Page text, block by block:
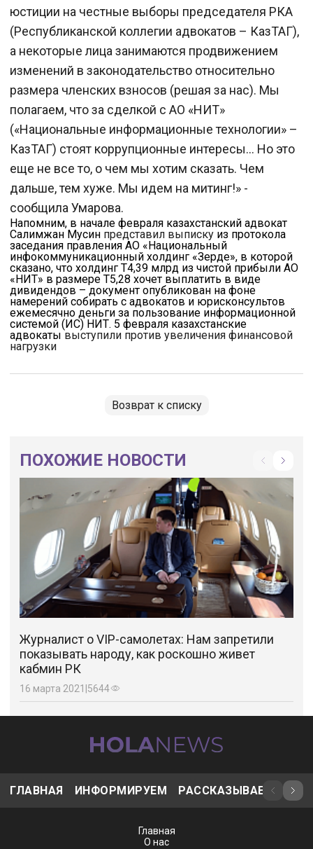
юстиции на честные выборы председателя РКА
(Республиканской коллегии адвокатов – КазТАГ),
а некоторые лица занимаются продвижением
изменений в законодательство относительно
размера членских взносов (решая за нас). Мы
полагаем, что за сделкой с АО «НИТ»
(«Национальные информационные технологии» –
КазТАГ) стоят коррупционные интересы... Но это
еще не все то, о чем мы хотим сказать. Чем
дальше, тем хуже. Мы идем на митинг!» -
сообщила Умарова.
Напомним, в начале февраля казахстанский адвокат
Салимжан Мусин представил выписку из протокола
заседания правления АО «Национальный
инфокоммуникационный холдинг «Зерде», в которой
сказано, что холдинг Т4,39 млрд из чистой прибыли АО
«НИТ» в размере Т5,28 хочет выплатить в виде
дивидендов – документ опубликован на фоне
намерений собирать с адвокатов и юрисконсультов
ежемесячно деньги за пользование информационной
системой (ИС) НИТ. 5 февраля казахстанские
адвокатывыступили против увеличения финансовой
нагрузки
Возврат к списку
ПОХОЖИЕ НОВОСТИ
Журналист о VIP-самолетах: Нам запретили
показывать народу, как роскошно живет
кабмин РК
16 марта 2021 5644
ГЛАВНАЯ ИНФОРМИРУЕМ РАССКАЗЫВАЕМ
Главная
О нас